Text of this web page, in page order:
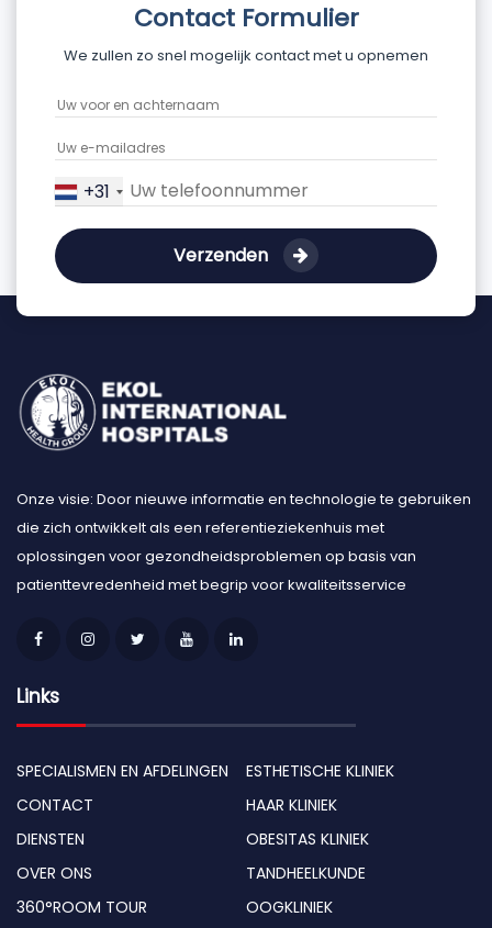
Contact Formulier
We zullen zo snel mogelijk contact met u opnemen
+31
Verzenden
Onze visie: Door nieuwe informatie en technologie te gebruiken
die zich ontwikkelt als een referentieziekenhuis met
oplossingen voor gezondheidsproblemen op basis van
patienttevredenheid met begrip voor kwaliteitsservice
Links
SPECIALISMEN EN AFDELINGEN
CONTACT
DIENSTEN
OVER ONS
360°ROOM TOUR
ESTHETISCHE KLINIEK
HAAR KLINIEK
OBESITAS KLINIEK
TANDHEELKUNDE
OOGKLINIEK